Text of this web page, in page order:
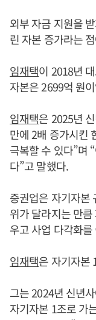
외부 자금 지원을
린 자본 증가라는
임재택이 2018년
자본은 2699억 원
임재택은 2025년
만에 2배 증가시킨
극복할 수 있다”며
다”고 말했다.
증권업은 자기자본
위가 달라지는 만
우고 사업 다각화
임재택은 자기자본
그는 2024년 신년
자기자본 1조로 가